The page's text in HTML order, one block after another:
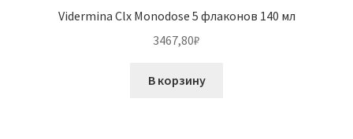
Vidermina Clx Monodose 5 флаконов 140 мл
3467,80₽
В корзину